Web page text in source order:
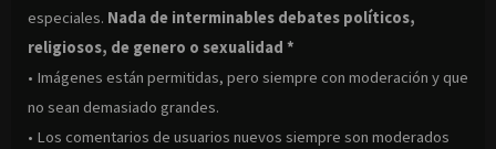
especiales. Nada de interminables debates políticos,
religiosos, de genero o sexualidad *
• Imágenes están permitidas, pero siempre con moderación y que
no sean demasiado grandes.
• Los comentarios de usuarios nuevos siempre son moderados